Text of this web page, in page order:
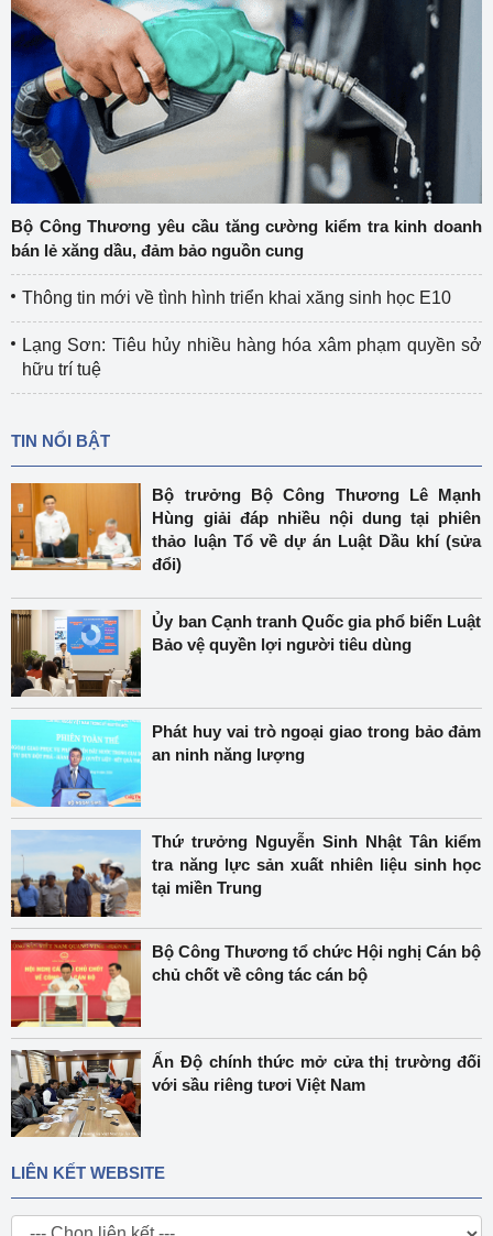
Bộ Công Thương yêu cầu tăng cường kiểm tra kinh doanh
bán lẻ xăng dầu, đảm bảo nguồn cung
Thông tin mới về tình hình triển khai xăng sinh học E10
Lạng Sơn: Tiêu hủy nhiều hàng hóa xâm phạm quyền sở
hữu trí tuệ
TIN NỔI BẬT
Bộ trưởng Bộ Công Thương Lê Mạnh
Hùng giải đáp nhiều nội dung tại phiên
thảo luận Tổ về dự án Luật Dầu khí (sửa
đổi)
Ủy ban Cạnh tranh Quốc gia phổ biến Luật
Bảo vệ quyền lợi người tiêu dùng
Phát huy vai trò ngoại giao trong bảo đảm
an ninh năng lượng
Thứ trưởng Nguyễn Sinh Nhật Tân kiểm
tra năng lực sản xuất nhiên liệu sinh học
tại miền Trung
Bộ Công Thương tổ chức Hội nghị Cán bộ
chủ chốt về công tác cán bộ
Ấn Độ chính thức mở cửa thị trường đối
với sầu riêng tươi Việt Nam
LIÊN KẾT WEBSITE